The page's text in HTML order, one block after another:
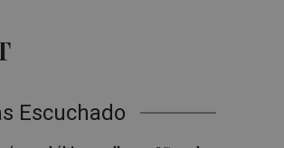
Escuchado